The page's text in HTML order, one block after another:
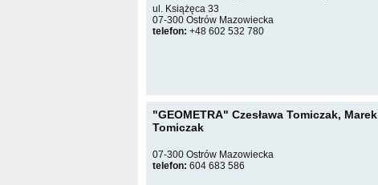
ul. Książęca 33
07-300 Ostrów Mazowiecka
telefon: +48 602 532 780
"GEOMETRA" Czesława Tomiczak, Marek
Tomiczak
07-300 Ostrów Mazowiecka
telefon: 604 683 586